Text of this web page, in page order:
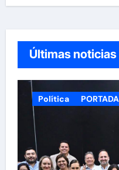
Últimas noticias
Política PORTADA